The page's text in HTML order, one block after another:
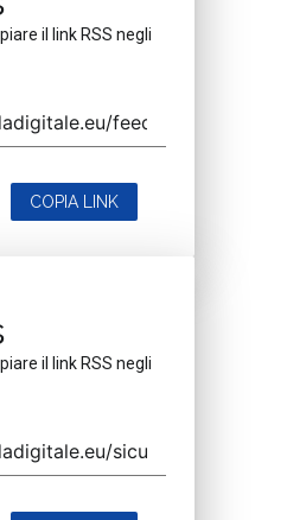
il link RSS negli
COPIA LINK
il link RSS negli